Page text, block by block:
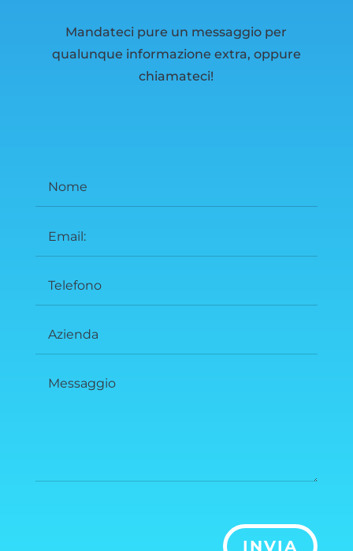
Mandateci pure un messaggio per
qualunque informazione extra, oppure
chiamateci!
INVIA